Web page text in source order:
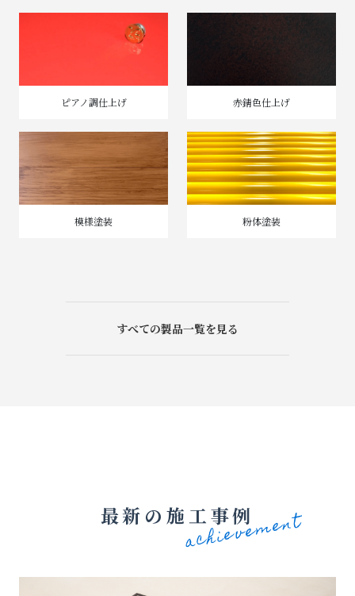
ピアノ調仕上げ 赤錆色仕上げ
模様塗装 粉体塗装
すべての製品一覧を見る
最新の施工事例